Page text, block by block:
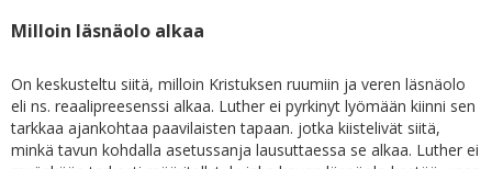
Milloin läsnäolo alkaa
On keskusteltu siitä, milloin Kristuksen ruumiin ja veren läsnäolo
eli ns. reaalipreesenssi alkaa. Luther ei pyrkinyt lyömään kiinni sen
tarkkaa ajankohtaa paavilaisten tapaan. jotka kiistelivät siitä,
minkä tavun kohdalla asetussanja lausuttaessa se alkaa. Luther ei